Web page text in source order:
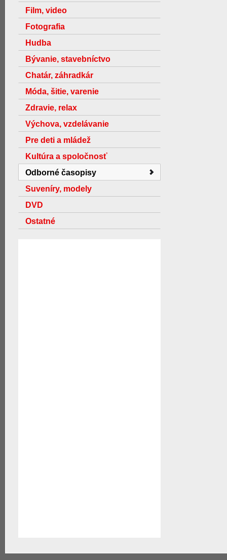
Film, video
Fotografia
Hudba
Bývanie, stavebníctvo
Chatár, záhradkár
Móda, šitie, varenie
Zdravie, relax
Výchova, vzdelávanie
Pre deti a mládež
Kultúra a spoločnosť
Odborné časopisy
Suveníry, modely
DVD
Ostatné